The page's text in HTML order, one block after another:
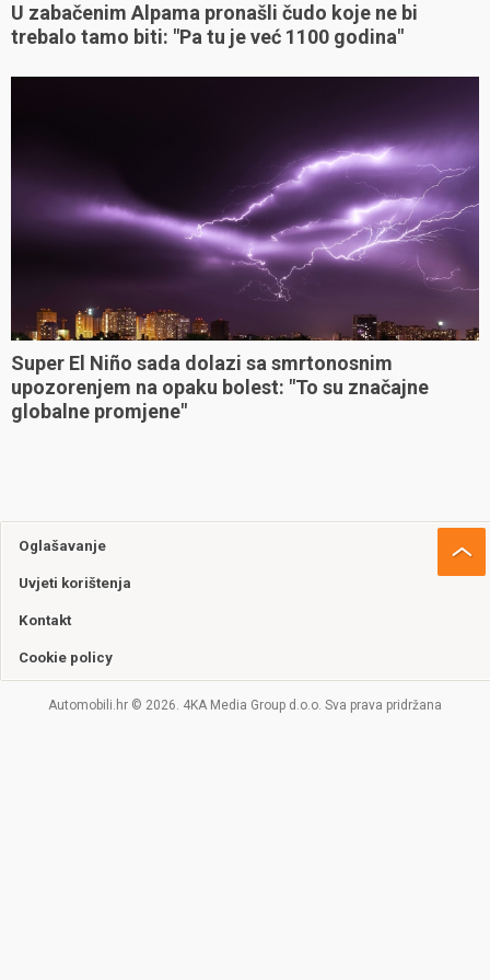
U zabačenim Alpama pronašli čudo koje ne bi
trebalo tamo biti: "Pa tu je već 1100 godina"
Super El Niño sada dolazi sa smrtonosnim
upozorenjem na opaku bolest: "To su značajne
globalne promjene"
Oglašavanje
Uvjeti korištenja
Kontakt
Cookie policy
Automobili.hr © 2026. 4KA Media Group d.o.o. Sva prava pridržana